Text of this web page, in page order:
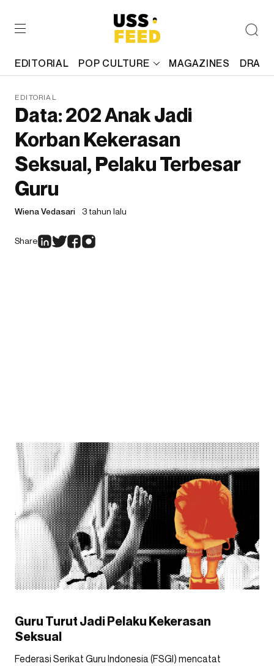
EDITORIAL POP CULTURE MAGAZINES
EDITORIAL
Data: 202 Anak Jadi
Korban Kekerasan
Seksual, Pelaku Terbesar
Guru
Wiena Vedasari 3 tahun lalu
Share
Guru Turut Jadi Pelaku Kekerasan
Seksual
Federasi Serikat Guru Indonesia (FSGI) mencatat